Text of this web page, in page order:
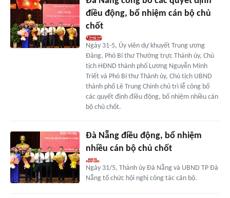
điều động, bổ nhiệm cán bộ chủ
chốt
Ngày 31-5, Ủy viên dự khuyết Trung ương
Đảng, Phó Bí thư Thường trực Thành ủy, Chủ
tịch HĐND thành phố Lương Nguyễn Minh
Triết và Phó Bí thư Thành ủy, Chủ tịch UBND
thành phố Lê Trung Chinh chủ trì lễ công bố
các quyết định điều động, bổ nhiệm nhiều cán
bộ chủ chốt.
Đà Nẵng điều động, bổ nhiệm
nhiều cán bộ chủ chốt
Ngày 31/5, Thành ủy Đà Nẵng và UBND TP Đà
Nẵng tổ chức hội nghị công tác cán bộ.